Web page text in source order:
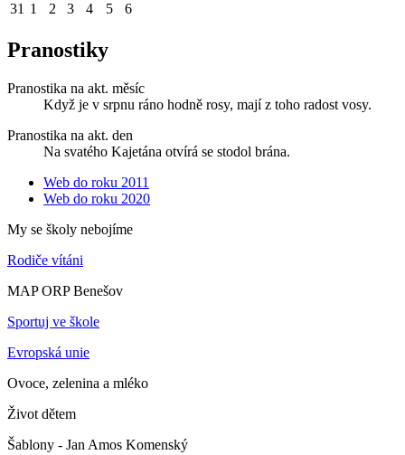
31 1 2 3 4 5 6
Pranostiky
Pranostika na akt. měsíc
Když je v srpnu ráno hodně rosy, mají z toho radost vosy.
Pranostika na akt. den
Na svatého Kajetána otvírá se stodol brána.
Web do roku 2011
Web do roku 2020
My se školy nebojíme
Rodiče vítáni
MAP ORP Benešov
Sportuj ve škole
Evropská unie
Ovoce, zelenina a mléko
Život dětem
Šablony - Jan Amos Komenský